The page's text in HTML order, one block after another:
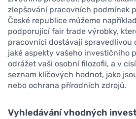
zlepšování pracovních podmínek
České republice můžeme
podporující fair trade výrobky,
pracovníci dostávají spravedlivou
jaké aspekty vašeho investičního
odrážet vaši osobní filozofii, a v
seznam klíčových hodnot, jako
nebo ochrana přírodních zdrojů.
Vyhledávání vhodných